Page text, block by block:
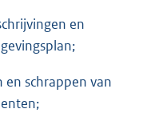
en
en schrappen van